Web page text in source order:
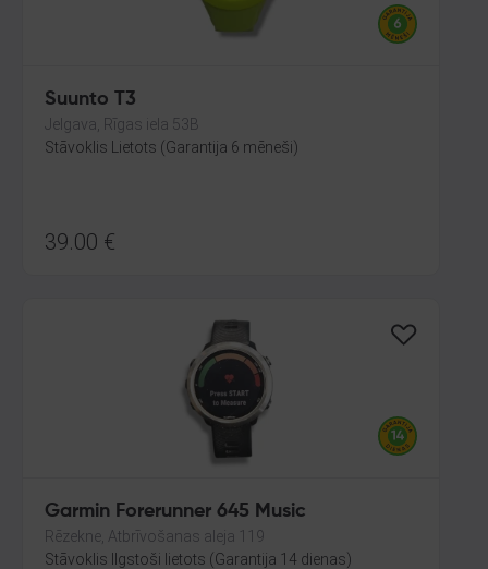
Suunto T3
Jelgava, Rīgas iela 53B
Stāvoklis Lietots (Garantija 6 mēneši)
39.00 €
Garmin Forerunner 645 Music
Rēzekne, Atbrīvošanas aleja 119
Stāvoklis Ilgstoši lietots (Garantija 14 dienas)